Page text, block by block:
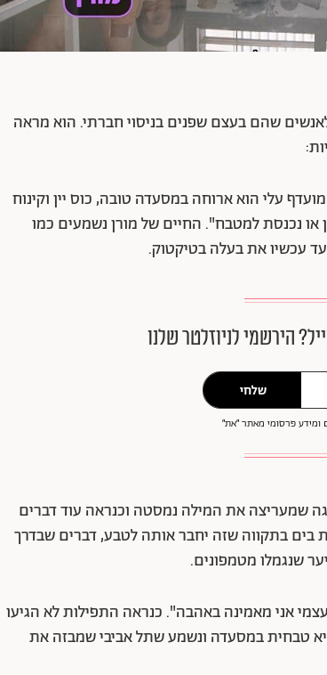
שהם בעצם שפנים בניסוי חברתי. הוא מראה
מתל אביב. "הבילוי המועדף עלי הוא ארוחה במסעדה טובה, כוס יין וקינוח
או נכנסת למטבח". החיים של מורן נשמעים כמו
הירשמי לניוזלטר שלנו
שלחי
ומידע פרסומי מאתר ״את״
אביב, היא מורה ליוגה שמעריצה את המילה נמסטה וכנראה עוד דברים
בים בתקווה שזה יחבר אותה לטבע, דברים שבדרך
שנגמלו מטמפונים.
שאני זוכרת את עצמי אני מאמינה באהבה". כנראה התפילות לא הגיעו
טבחית במסעדה ונשמע שתל אביבי שמבזה את